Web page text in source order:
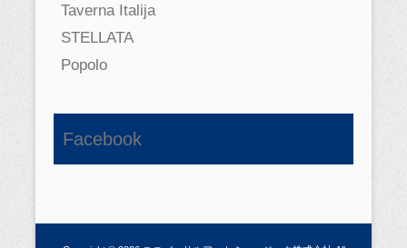
Taverna Italija
STELLATA
Popolo
Facebook